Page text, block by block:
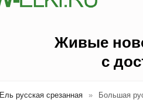
Живые
с
Ель русская срезанная Большая